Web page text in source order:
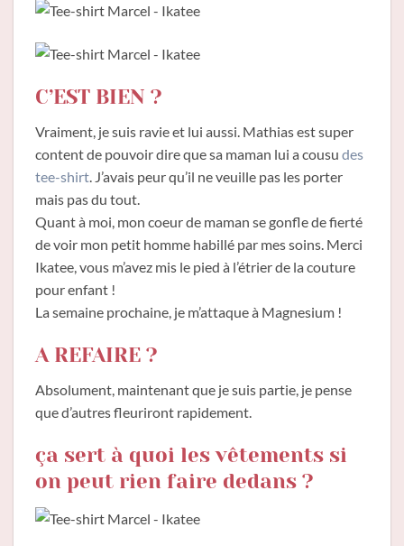
C’EST BIEN ?
Vraiment, je suis ravie et lui aussi. Mathias est super
content de pouvoir dire que sa maman lui a cousu des
tee-shirt. J’avais peur qu’il ne veuille pas les porter
mais pas du tout.
Quant à moi, mon coeur de maman se gonfle de fierté
de voir mon petit homme habillé par mes soins. Merci
Ikatee, vous m’avez mis le pied à l’étrier de la couture
pour enfant !
La semaine prochaine, je m’attaque à Magnesium !
A REFAIRE ?
Absolument, maintenant que je suis partie, je pense
que d’autres fleuriront rapidement.
ça sert à quoi les vêtements si
on peut rien faire dedans ?